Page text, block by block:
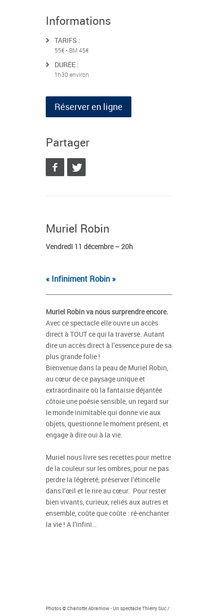
Informations
TARIFS :
55€ • BM 45€
DURÉE :
1h30 environ
Réserver en ligne
Partager
Muriel Robin
Vendredi 11 décembre – 20h
« Infiniment Robin »
Muriel Robin va nous surprendre encore.
Avec ce spectacle elle ouvre un accès
direct à TOUT ce qui la traverse. Autant
dire un accès direct à l’essence pure de sa
plus grande folie !
Bienvenue dans la peau de Muriel Robin,
au cœur de ce paysage unique et
extraordinaire où la fantaisie déjantée
côtoie une poésie sensible, un regard sur
le monde inimitable qui donne vie aux
objets, questionne le moment présent, et
engage à dire oui à la vie.
Muriel nous livre ses recettes pour mettre
de la couleur sur les ombres, pour ne pas
perdre la légèreté, préserver l’étincelle
dans l’œil et le rire au cœur. Pour rester
bien vivants, curieux, reliés aux autres et
ensemble, coûte que coûte : ré-enchanter
la vie ! A l’infini…
Photos © Charlotte Abramow - Un spectacle Thierry Suc /